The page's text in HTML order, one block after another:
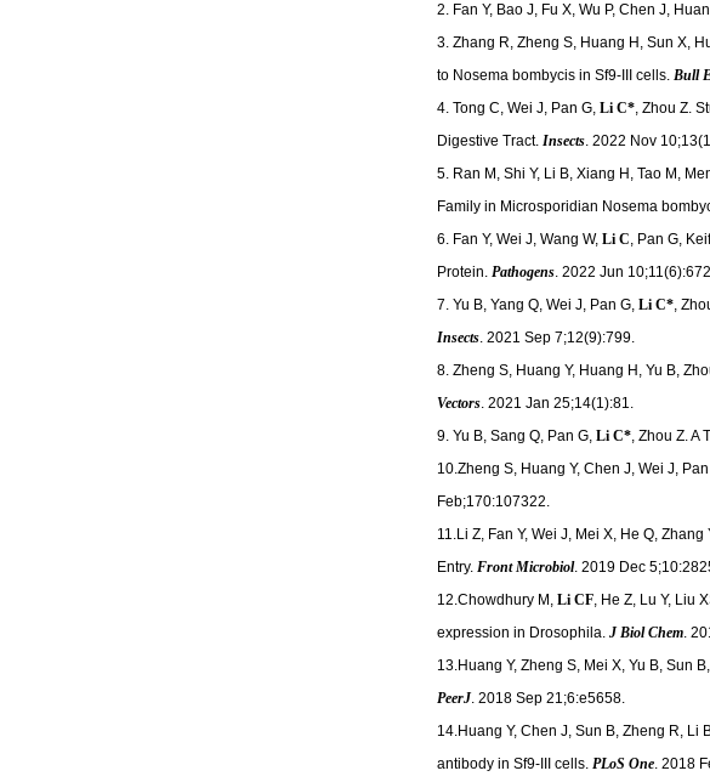
2. Fan Y, Bao J, Fu X, Wu P, Chen J,
3. Zhang R, Zheng S, Huang H, Sun X,
to Nosema bombycis in Sf9-III cells. Bull
4. Tong C, Wei J, Pan G, Li C*, Zhou Z.
Digestive Tract. Insects. 2022 Nov
5. Ran M, Shi Y, Li B, Xiang H, Tao M,
Family in Microsporidian Nosema
6. Fan Y, Wei J, Wang W, Li C, Pan G,
Protein. Pathogens. 2022 Jun
7. Yu B, Yang Q, Wei J, Pan G, Li C*,
Insects. 2021 Sep 7;12(9):799.
8. Zheng S, Huang Y, Huang H, Yu B,
Vectors. 2021 Jan 25;14(1):81.
9. Yu B, Sang Q, Pan G, Li C*, Zhou Z. A
10.Zheng S, Huang Y, Chen J, Wei J,
Feb;170:107322.
11.Li Z, Fan Y, Wei J, Mei X, He Q,
Entry. Front Microbiol. 2019 Dec
12.Chowdhury M, Li CF, He Z, Lu Y, Liu
expression in Drosophila. J Biol Chem.
13.Huang Y, Zheng S, Mei X, Yu B, Sun
PeerJ. 2018 Sep 21;6:e5658.
14.Huang Y, Chen J, Sun B, Zheng R, Li
antibody in Sf9-III cells. PLoS One. 2018